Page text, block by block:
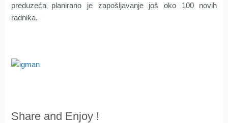
preduzeća planirano je zapošljavanje još oko 100 novih
radnika.
Share and Enjoy !